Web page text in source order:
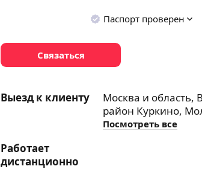
Паспорт проверен
Связаться
Выезд к клиенту Москва и область,
район Куркино,
Посмотреть все
Работает
дистанционно